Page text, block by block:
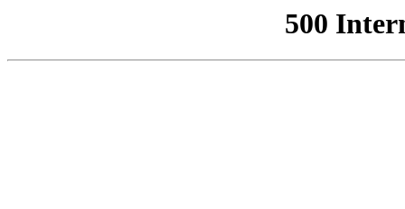
500